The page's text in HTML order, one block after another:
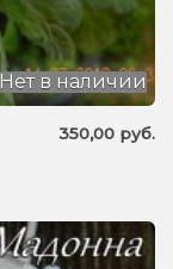
350,00 руб.
Нет в наличии